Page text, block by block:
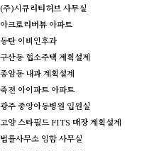
(주)시큐리티허브 사무실
아크로리버뷰 아파트
동탄 이비인후과
구산동 협소주택 계획설계
종암동 내과 계획설계
죽전 아이파트 아파트
광주 중앙아동병원 입원실
고양 스타필드 FITS 매장 계획설계
법률사무소 임함 사무실